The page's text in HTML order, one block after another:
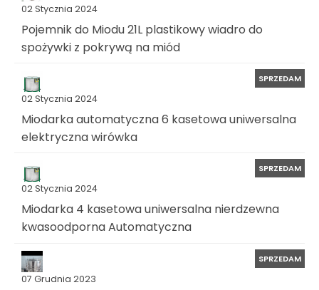
02 Stycznia 2024
Pojemnik do Miodu 21L plastikowy wiadro do
spożywki z pokrywą na miód
02 Stycznia 2024
SPRZEDAM
Miodarka automatyczna 6 kasetowa uniwersalna
elektryczna wirówka
02 Stycznia 2024
SPRZEDAM
Miodarka 4 kasetowa uniwersalna nierdzewna
kwasoodporna Automatyczna
07 Grudnia 2023
SPRZEDAM